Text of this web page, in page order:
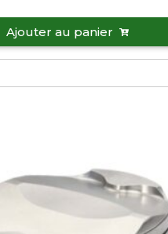
Ajouter au panier